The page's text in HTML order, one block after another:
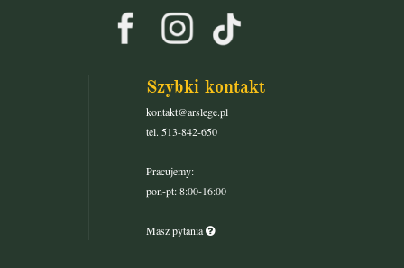
Szybki kontakt
kontakt@arslege.pl
tel. 513-842-650
Pracujemy:
pon-pt: 8:00-16:00
Masz pytania